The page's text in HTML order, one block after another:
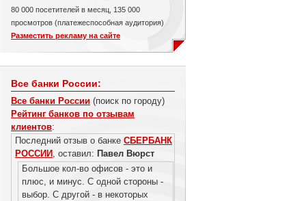
80 000 посетителей в месяц, 135 000
просмотров (платежеспособная аудитория)
Разместить рекламу на сайте
Все банки России:
Все банки России (поиск по городу)
Рейтинг банков по отзывам
клиентов:
Последний отзыв о банке СБЕРБАНК
РОССИИ , оставил: Павел Вюрст
Большое кол-во офисов - это и
плюс, и минус. С одной стороны -
выбор. С другой - в некоторых